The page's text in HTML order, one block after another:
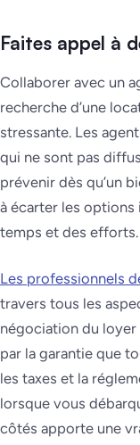
Faites appel à
Collaborer avec un
recherche d’une
stressante. Les
qui ne sont pas
prévenir dès qu’un
à écarter les options
temps et des efforts.
Les professionnels
travers tous les
négociation du loyer
par la garantie que
les taxes et la
lorsque vous
côtés apporte une